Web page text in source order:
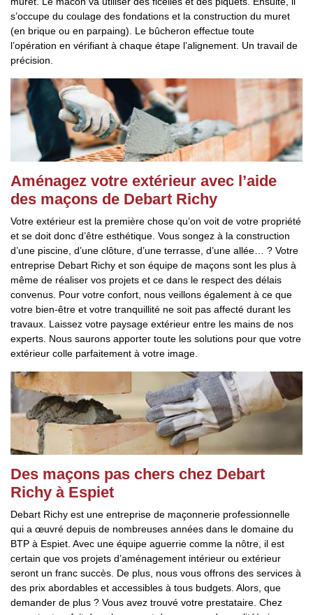
s’occupe du coulage des fondations et la construction du muret
(en brique ou en parpaing). Le bûcheron effectue toute
l’opération en vérifiant à chaque étape l’alignement. Un travail de
précision.
Aménagez votre extérieur avec l’aide
des maçons de Debart Richy
Votre extérieur est la première chose qu’on voit de votre propriété
et se doit donc d’être esthétique. Vous songez à la construction
d’une piscine, d’une clôture, d’une terrasse, d’une allée… ? Votre
entreprise Debart Richy et son équipe de maçons sont les plus à
même de réaliser vos projets et ce dans le respect des délais
convenus. Pour votre confort, nous veillons également à ce que
votre bien-être et votre tranquillité ne soit pas affecté durant les
travaux. Laissez votre paysage extérieur entre les mains de nos
experts. Nous saurons apporter toute les solutions pour que votre
extérieur colle parfaitement à votre image.
Des maçons pas chers chez Debart
Richy à Espiet
Debart Richy est une entreprise de maçonnerie professionnelle
qui a œuvré depuis de nombreuses années dans le domaine du
BTP à Espiet. Avec une équipe aguerrie comme la nôtre, il est
certain que vos projets d’aménagement intérieur ou extérieur
seront un franc succès. De plus, nous vous offrons des services à
des prix abordables et accessibles à tous budgets. Alors, que
demander de plus ? Vous avez trouvé votre prestataire. Chez